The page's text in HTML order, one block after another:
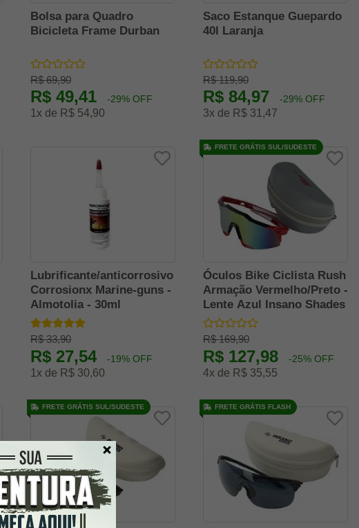
Bolsa para Quadro
Bicicleta Frame Durban
R$ 69,90
R$ 49,41 -29% OFF
1x de R$ 54,90
Saco Estanque Guepardo
40l Laranja
R$ 119,90
R$ 84,97 -29% OFF
3x de R$ 31,47
Lubrificante/anticorrosivo
Corrosionx Marine-guns -
Almotolia - 30ml
R$ 33,90
R$ 27,54 -19% OFF
1x de R$ 30,60
Óculos Bike Ciclista Rush
Armação Vermelho/Preto -
Lente Azul Insano Shades
R$ 169,90
R$ 127,98 -25% OFF
4x de R$ 35,55
FRETE GRÁTIS SUL/SUDESTE
FRETE GRÁTIS SUL/SUDESTE FRETE GRÁTIS FLASH